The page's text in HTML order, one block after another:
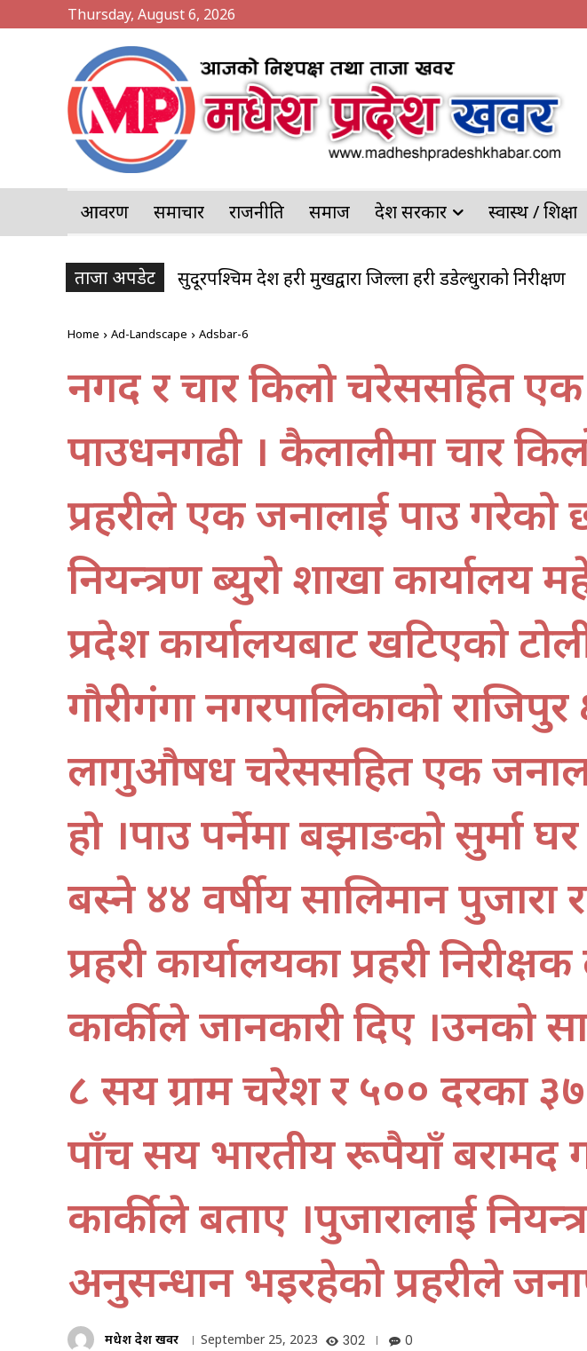
Thursday, August 6, 2026
आवरण समाचार राजनीति समाज प्रदेश सरकार स्वास्थ / शिक्षा
ताजा अपडेट सुदूरपश्चिम प्रदेश प्रहरी प्रमुखद्वारा जिल्ला प्रहरी डडेल्धुराको निरीक्षण
Home Ad-Landscape Adsbar-6
नगद र चार किलो चरेससहित
पक्राउधनगढी । कैलालीमा चार
प्रहरीले एक जनालाई पक्राउ
नियन्त्रण ब्युरो शाखा कार्यालय
प्रदेश कार्यालयबाट खटिएको
गौरीगंगा नगरपालिकाको राजिपुर
लागुऔषध चरेससहित एक जनालाई
हो ।पक्राउ पर्नेमा बझाङको सुर्मा
बस्ने ४४ वर्षीय सालिमान पुजारा
प्रहरी कार्यालयका प्रहरी
कार्कीले जानकारी दिए ।उनको
८ सय ग्राम चरेश र ५०० दरका
पाँच सय भारतीय रूपैयाँ बरामद
कार्कीले बताए ।पुजारालाई
अनुसन्धान भइरहेको प्रहरीले
मधेश प्रदेश खवर September 25, 2023 302 0